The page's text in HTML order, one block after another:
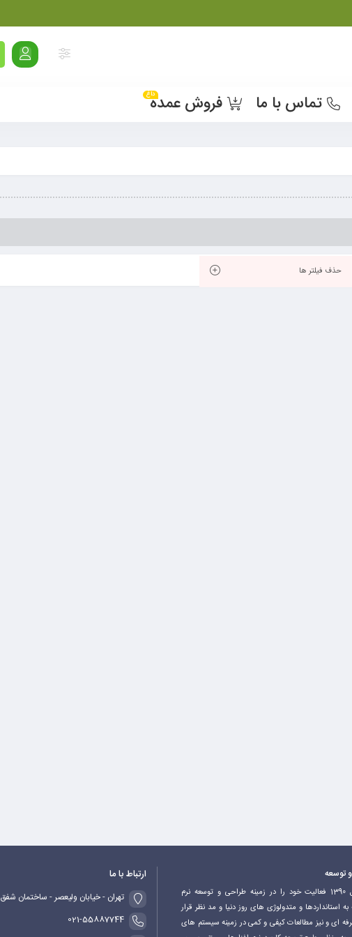
تماس با ما فروش عمدهداغ
حذف فیلتر ها
توسعه
گروه ماهدیس وب از سال 1390 فعالیت خود را در زمینه طراحی و توسعه نرم
استانداردها و متدولوژی های روز دنیا و مد نظر قرار
ای و نیز مطالعات کیفی و کمی در زمینه سیستم های
ارتباط با ما
تهران - خیابان ولیعصر - ساختمان شفق
021-55887744